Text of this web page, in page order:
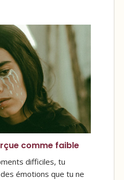
comme faible
difficiles, tu
émotions que tu ne